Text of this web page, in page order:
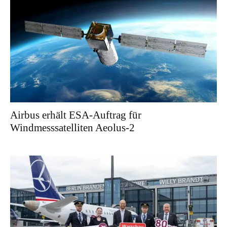
Airbus erhält ESA-Auftrag für
Windmesssatelliten Aeolus-2